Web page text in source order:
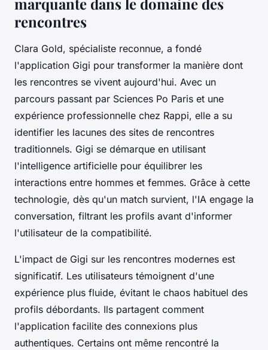
rencontres
Clara Gold, spécialiste reconnue, a fondé
l'application Gigi pour transformer la manière dont
les rencontres se vivent aujourd'hui. Avec un
parcours passant par Sciences Po Paris et une
expérience professionnelle chez Rappi, elle a su
identifier les lacunes des sites de rencontres
traditionnels. Gigi se démarque en utilisant
l'intelligence artificielle pour équilibrer les
interactions entre hommes et femmes. Grâce à cette
technologie, dès qu'un match survient, l'IA engage la
conversation, filtrant les profils avant d'informer
l'utilisateur de la compatibilité.
L'impact de Gigi sur les rencontres modernes est
significatif. Les utilisateurs témoignent d'une
expérience plus fluide, évitant le chaos habituel des
profils débordants. Ils partagent comment
l'application facilite des connexions plus
authentiques. Certains ont même rencontré la